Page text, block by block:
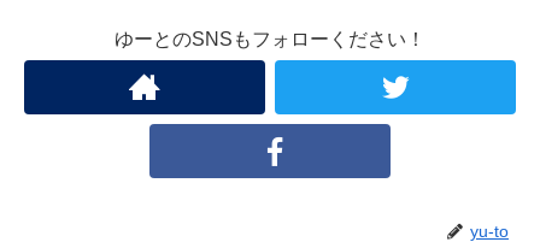
ゆーとのSNSもフォローください！
yu-to